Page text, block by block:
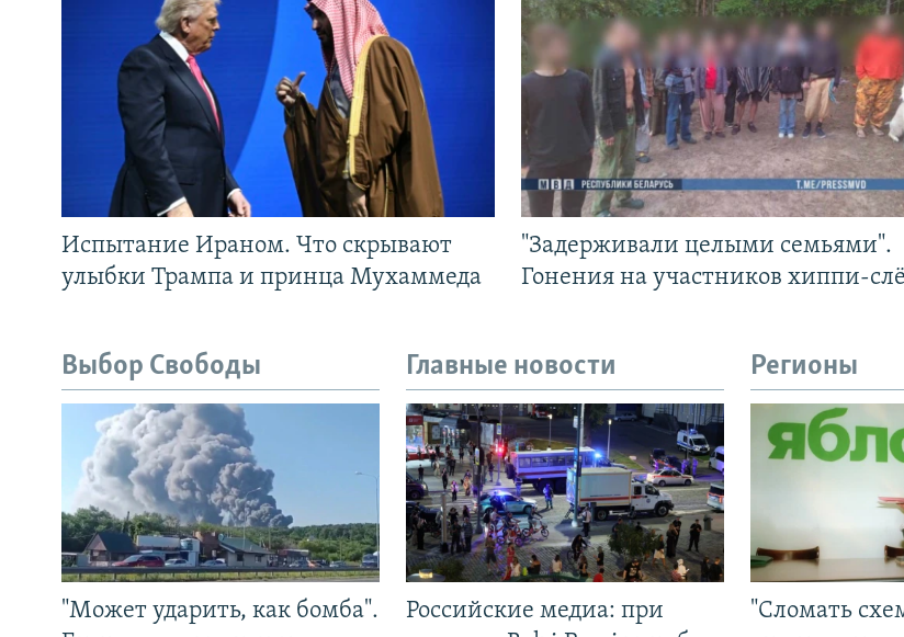
Испытание Ираном. Что скрывают
улыбки Трампа и принца Мухаммеда
"Задерживали целыми семьями".
Гонения на участников хиппи-
Выбор Свободы
"Может ударить, как бомба".
Главные новости
Российские медиа: при
Регионы
"Сломать